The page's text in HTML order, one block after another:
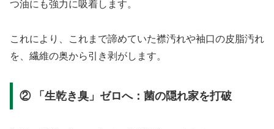
つ油にも強力に吸着します。
これにより、これまで諦めていた襟汚れや袖口の皮脂汚れ
を、繊維の奥から引き剥がします。
② 「生乾き臭」ゼロへ：菌の隠れ家を打破